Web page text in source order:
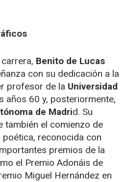
Benito de Lucas
con su dedicación a la
profesor de la Universidad
años 60 y, posteriormente,
de Madrid. Su
también el comienzo de
poética, reconocida con
premios de la
el Premio Adonáis de
Miguel Hernández en